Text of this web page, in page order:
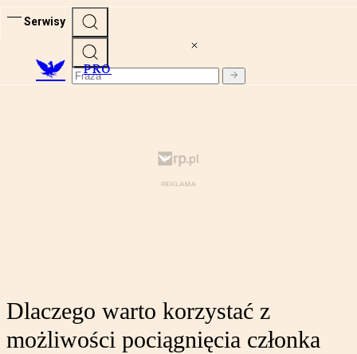
Serwisy
PRO
Dlaczego warto korzystać z
możliwości pociągnięcia członka